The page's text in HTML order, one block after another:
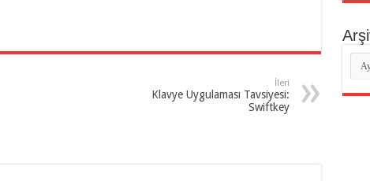
İleri
Klavye Uygulaması Tavsiyesi:
Swiftkey